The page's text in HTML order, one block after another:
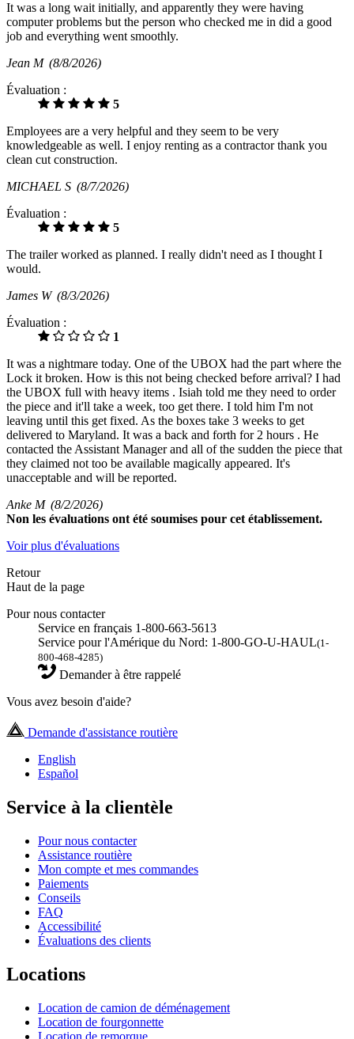
It was a long wait initially, and apparently they were having
computer problems but the person who checked me in did a good
job and everything went smoothly.
Jean M (8/8/2026)
Évaluation :
5
Employees are a very helpful and they seem to be very
knowledgeable as well. I enjoy renting as a contractor thank you
clean cut construction.
MICHAEL S (8/7/2026)
Évaluation :
5
The trailer worked as planned. I really didn't need as I thought I
would.
James W (8/3/2026)
Évaluation :
1
It was a nightmare today. One of the UBOX had the part where the
Lock it broken. How is this not being checked before arrival? I had
the UBOX full with heavy items . Isiah told me they need to order
the piece and it'll take a week, too get there. I told him I'm not
leaving until this get fixed. As the boxes take 3 weeks to get
delivered to Maryland. It was a back and forth for 2 hours . He
contacted the Assistant Manager and all of the sudden the piece that
they claimed not too be available magically appeared. It's
unacceptable and will be reported.
Anke M (8/2/2026)
Non les évaluations ont été soumises pour cet établissement.
Voir plus d'évaluations
Retour
Haut de la page
Pour nous contacter
Service en français 1-800-663-5613
Service pour l'Amérique du Nord: 1-800-GO-U-HAUL(1-
800-468-4285)
Demander à être rappelé
Vous avez besoin d'aide?
Demande d'assistance routière
English
Español
Service à la clientèle
Pour nous contacter
Assistance routière
Mon compte et mes commandes
Paiements
Conseils
FAQ
Accessibilité
Évaluations des clients
Locations
Location de camion de déménagement
Location de fourgonnette